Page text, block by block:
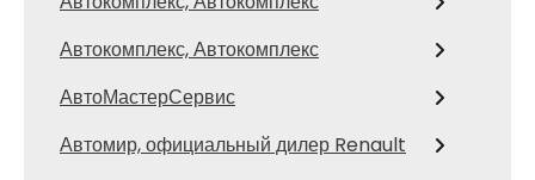
Автокомплекс, Автокомплекс
АвтоМастерСервис
Автомир, официальный дилер Renault